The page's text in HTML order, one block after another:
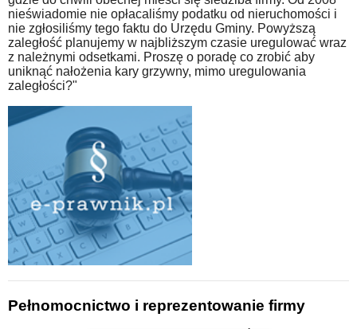
nieświadomie nie opłacaliśmy podatku od nieruchomości i
nie zgłosiliśmy tego faktu do Urzędu Gminy. Powyższą
zaległość planujemy w najbliższym czasie uregulować wraz
z należnymi odsetkami. Proszę o poradę co zrobić aby
uniknąć nałożenia kary grzywny, mimo uregulowania
zaległości?"
Pełnomocnictwo i reprezentowanie firmy